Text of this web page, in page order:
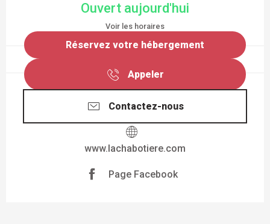
Ouvert aujourd'hui
Voir les horaires
Réservez votre hébergement
Appeler
Contactez-nous
www.lachabotiere.com
Page Facebook